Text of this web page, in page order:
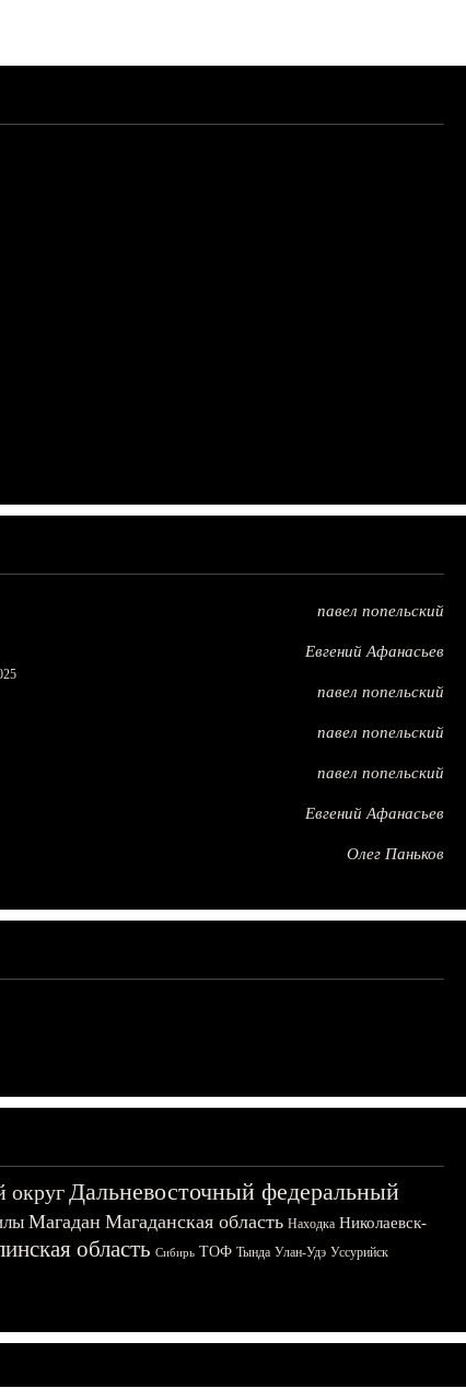
павел попельский
Евгений Афанасьев
павел попельский
павел попельский
павел попельский
Евгений Афанасьев
Олег Паньков
округДальневосточный федеральный
Магадан Магаданская область Находка Николаевск-
область Сибирь ТОФ Тында Улан-Удэ Уссурийск